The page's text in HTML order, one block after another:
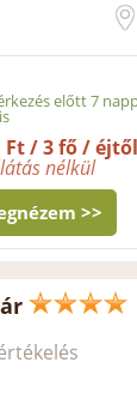
előtt 7
Ft / 3 fő / éjtől
nélkül
>>